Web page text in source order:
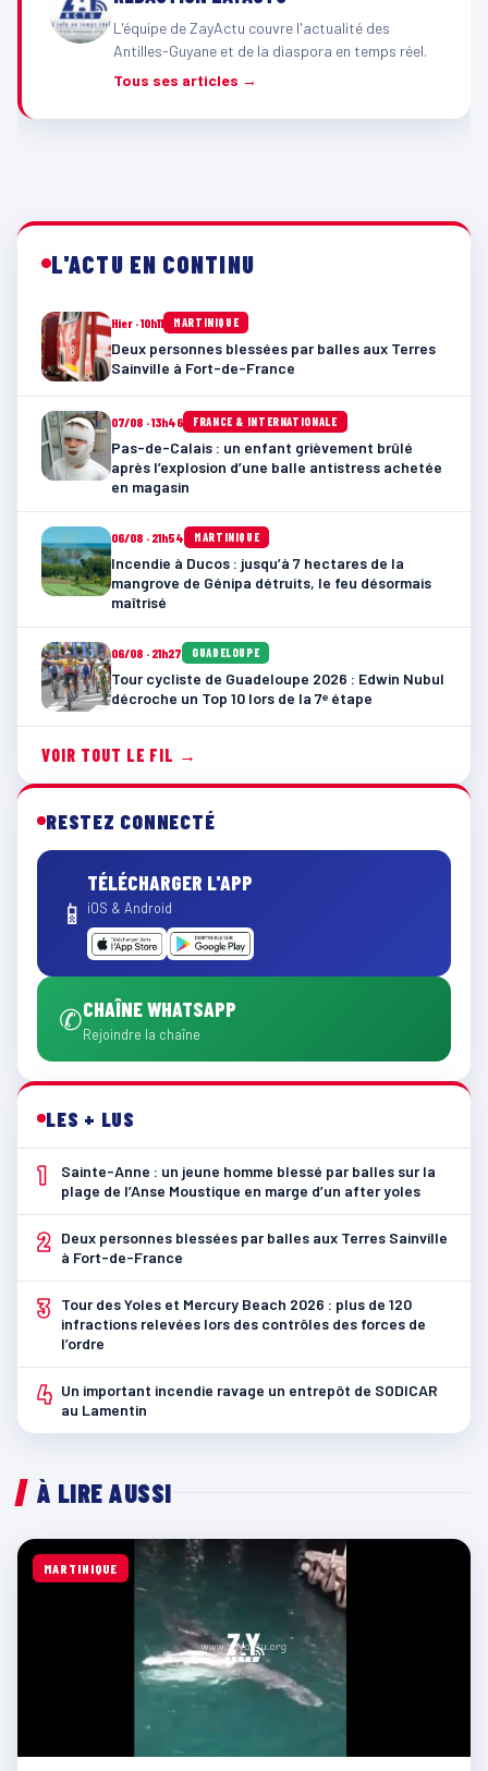
L'équipe de ZayActu couvre l'actualité des
Antilles-Guyane et de la diaspora en temps réel.
Tous ses articles →
L'ACTU EN CONTINU
Hier · 10h11 MARTINIQUE
Deux personnes blessées par balles aux Terres
Sainville à Fort-de-France
07/08 · 13h46 FRANCE & INTERNATIONALE
Pas-de-Calais : un enfant grièvement brûlé
après l’explosion d’une balle antistress achetée
en magasin
06/08 · 21h54 MARTINIQUE
Incendie à Ducos : jusqu’à 7 hectares de la
mangrove de Génipa détruits, le feu désormais
maîtrisé
06/08 · 21h27 GUADELOUPE
Tour cycliste de Guadeloupe 2026 : Edwin Nubul
décroche un Top 10 lors de la 7ᵉ étape
VOIR TOUT LE FIL →
RESTEZ CONNECTÉ
📱
TÉLÉCHARGER L'APP
iOS & Android
✆CHAÎNE WHATSAPP
Rejoindre la chaîne
LES + LUS
1
Sainte-Anne : un jeune homme blessé par balles sur la
plage de l’Anse Moustique en marge d’un after yoles
2
Deux personnes blessées par balles aux Terres Sainville
à Fort-de-France
3
Tour des Yoles et Mercury Beach 2026 : plus de 120
infractions relevées lors des contrôles des forces de
l’ordre
4 Un important incendie ravage un entrepôt de SODICAR
au Lamentin
À LIRE AUSSI
MARTINIQUE